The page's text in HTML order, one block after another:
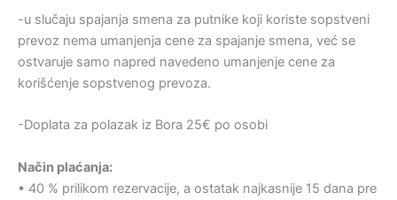
-u slučaju spajanja smena za putnike koji koriste sopstveni
prevoz nema umanjenja cene za spajanje smena, već se
ostvaruje samo napred navedeno umanjenje cene za
korišćenje sopstvenog prevoza.
-Doplata za polazak iz Bora 25€ po osobi
Način plaćanja:
• 40 % prilikom rezervacije, a ostatak najkasnije 15 dana pre